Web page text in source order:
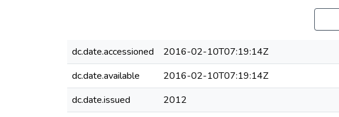
dc.date.accessioned
2016-02-10T07:19:14Z
dc.date.available
2016-02-10T07:19:14Z
dc.date.issued
2012